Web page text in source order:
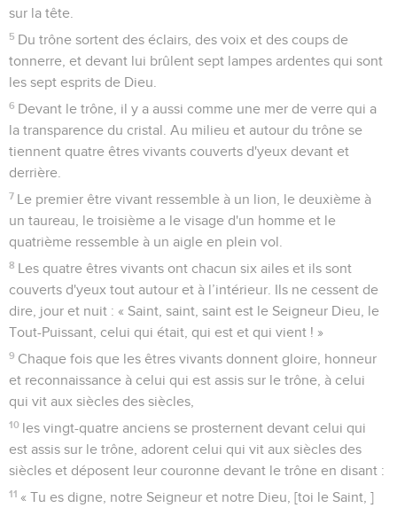
sur la tête.
5 Du trône sortent des éclairs, des voix et des coups de
tonnerre, et devant lui brûlent sept lampes ardentes qui sont
les sept esprits de Dieu.
6 Devant le trône, il y a aussi comme une mer de verre qui a
la transparence du cristal. Au milieu et autour du trône se
tiennent quatre êtres vivants couverts d'yeux devant et
derrière.
7 Le premier être vivant ressemble à un lion, le deuxième à
un taureau, le troisième a le visage d'un homme et le
quatrième ressemble à un aigle en plein vol.
8 Les quatre êtres vivants ont chacun six ailes et ils sont
couverts d'yeux tout autour et à l’intérieur. Ils ne cessent de
dire, jour et nuit : « Saint, saint, saint est le Seigneur Dieu, le
Tout-Puissant, celui qui était, qui est et qui vient ! »
9 Chaque fois que les êtres vivants donnent gloire, honneur
et reconnaissance à celui qui est assis sur le trône, à celui
qui vit aux siècles des siècles,
10 les vingt-quatre anciens se prosternent devant celui qui
est assis sur le trône, adorent celui qui vit aux siècles des
siècles et déposent leur couronne devant le trône en disant :
11 « Tu es digne, notre Seigneur et notre Dieu, [toi le Saint, ]